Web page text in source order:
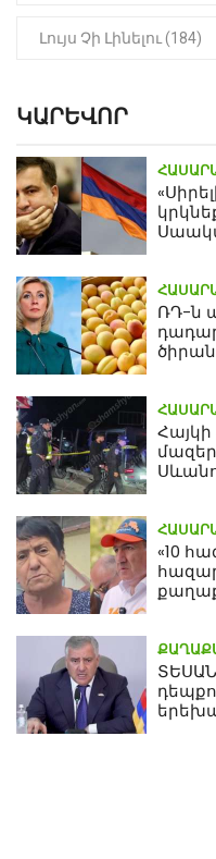
Լույս Չի Լինելու (184)
ԿԱՐԵՎՈՐ
ՌԴ-ն
«10